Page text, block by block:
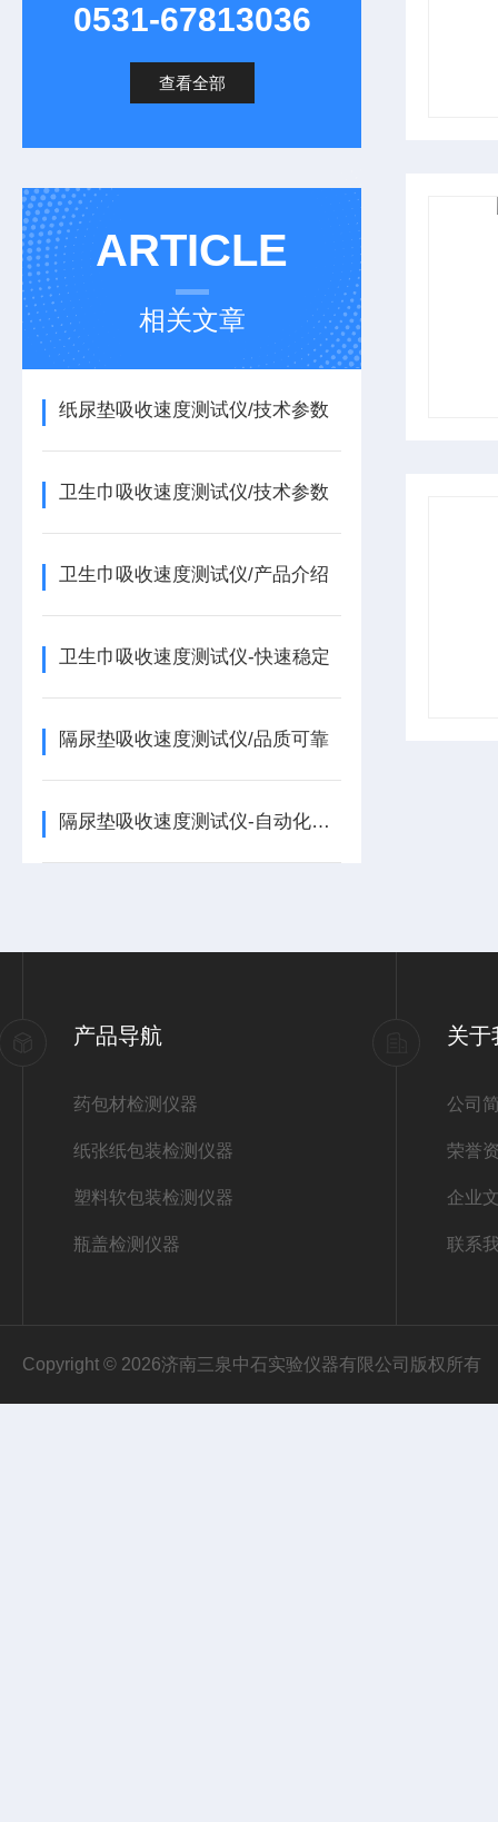
0531-67813036
查看全部
ARTICLE
相关文章
纸尿垫吸收速度测试仪/技术参数
卫生巾吸收速度测试仪/技术参数
卫生巾吸收速度测试仪/产品介绍
卫生巾吸收速度测试仪-快速稳定
隔尿垫吸收速度测试仪/品质可靠
隔尿垫吸收速度测试仪-自动化操作
产品导航
药包材检测仪器
纸张纸包装检测仪器
塑料软包装检测仪器
瓶盖检测仪器
关于
公司
荣誉
企业
联系
Copyright © 2026济南三泉中石实验仪器有限公司版权所有